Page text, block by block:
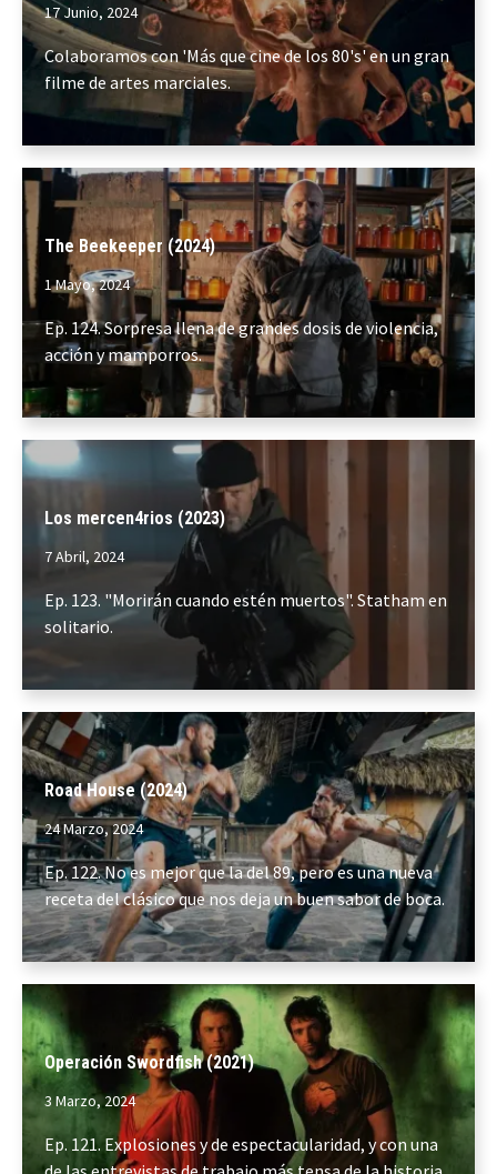
17 Junio, 2024
Colaboramos con 'Más que cine de los 80's' en un gran
filme de artes marciales.
The Beekeeper (2024)
1 Mayo, 2024
Ep. 124. Sorpresa llena de grandes dosis de violencia,
acción y mamporros.
Los mercen4rios (2023)
7 Abril, 2024
Ep. 123. "Morirán cuando estén muertos". Statham en
solitario.
Road House (2024)
24 Marzo, 2024
Ep. 122. No es mejor que la del 89, pero es una nueva
receta del clásico que nos deja un buen sabor de boca.
Operación Swordfish (2021)
3 Marzo, 2024
Ep. 121. Explosiones y de espectacularidad, y con una